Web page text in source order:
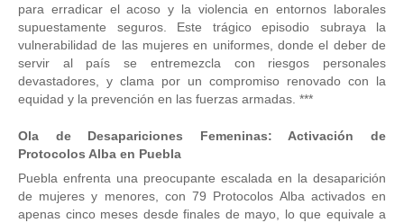
para erradicar el acoso y la violencia en entornos laborales
supuestamente seguros. Este trágico episodio subraya la
vulnerabilidad de las mujeres en uniformes, donde el deber de
servir al país se entremezcla con riesgos personales
devastadores, y clama por un compromiso renovado con la
equidad y la prevención en las fuerzas armadas. ***
Ola de Desapariciones Femeninas: Activación de
Protocolos Alba en Puebla
Puebla enfrenta una preocupante escalada en la desaparición
de mujeres y menores, con 79 Protocolos Alba activados en
apenas cinco meses desde finales de mayo, lo que equivale a